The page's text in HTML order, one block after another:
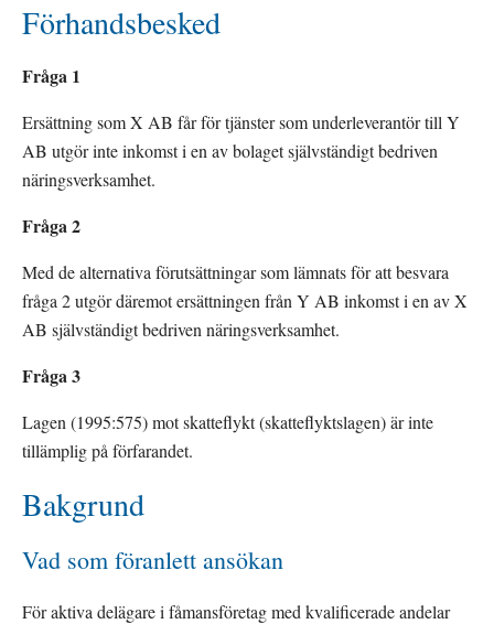
Förhandsbesked
Fråga 1
Ersättning som X AB får för tjänster som underleverantör till Y
AB utgör inte inkomst i en av bolaget självständigt bedriven
näringsverksamhet.
Fråga 2
Med de alternativa förutsättningar som lämnats för att besvara
fråga 2 utgör däremot ersättningen från Y AB inkomst i en av X
AB självständigt bedriven näringsverksamhet.
Fråga 3
Lagen (1995:575) mot skatteflykt (skatteflyktslagen) är inte
tillämplig på förfarandet.
Bakgrund
Vad som föranlett ansökan
För aktiva delägare i fåmansföretag med kvalificerade andelar